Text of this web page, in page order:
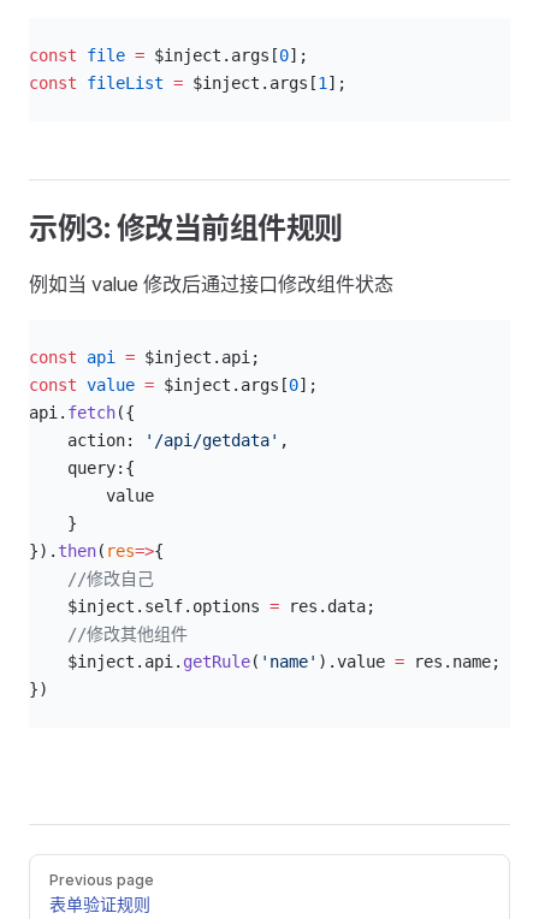
const file = $inject.args[0];
const fileList = $inject.args[1];
示例3: 修改当前组件规则
例如当 value 修改后通过接口修改组件状态
const api = $inject.api;
const value = $inject.args[0];
api. fetch({
    action:
'/api/getdata' ,
    query:{
        value
    }
}). then( res=>{
    //修改自己
    $inject.self.options
= res.data;
    //修改其他组件
    $inject.api.
getRule( 'name' ).value = res.name;
})
Pager
Previous page
表单验证规则